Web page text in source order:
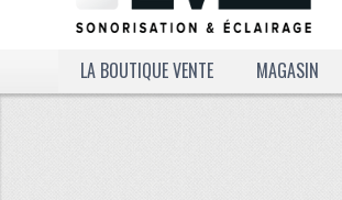
LA BOUTIQUE VENTE MAGASIN